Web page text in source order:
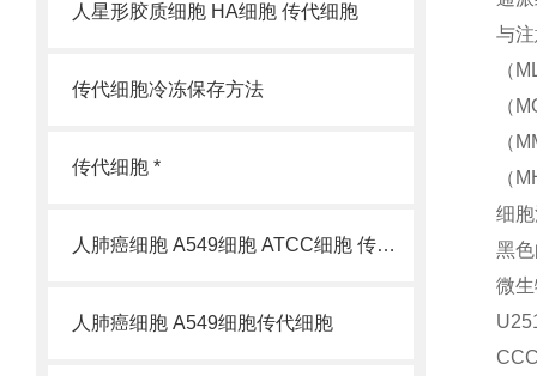
人星形胶质细胞 HA细胞 传代细胞
传代细胞冷冻保存方法
传代细胞 *
人肺癌细胞 A549细胞 ATCC细胞 传代细胞
人肺癌细胞 A549细胞传代细胞
与
（
（
（
（
细
黑
微